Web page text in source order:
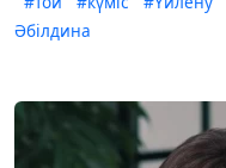
Әбілдина